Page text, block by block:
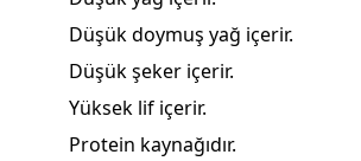
Düşük doymuş yağ içerir.
Düşük şeker içerir.
Yüksek lif içerir.
Protein kaynağıdır.